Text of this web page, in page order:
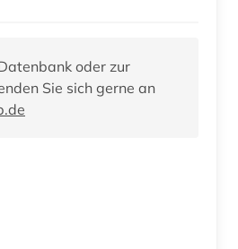
oder zur
Sie sich gerne an